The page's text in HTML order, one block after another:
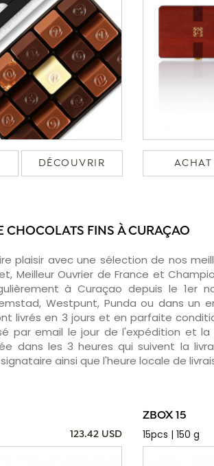
DÉCOUVRIR ACHAT
CHOCOLATS FINS À CURAÇAO
plaisir avec une sélection de nos
Meilleur Ouvrier de France et
à Curaçao depuis le 1er
Westpunt, Punda ou dans un
livrés en 3 jours et en parfaite
par email le jour de l'expédition et la
dans les 3 heures qui suivent la
ainsi que l'heure locale de
123.42 USD
ZBOX 15
15pcs | 150 g